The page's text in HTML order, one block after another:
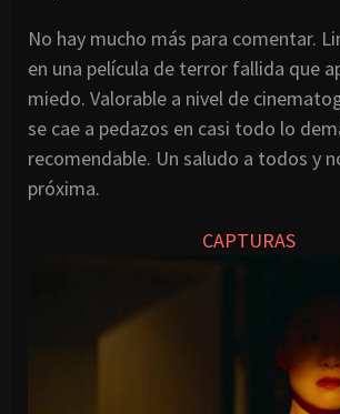
No hay mucho más para comentar.
en una película de terror fallida que
miedo. Valorable a nivel de
se cae a pedazos en casi todo lo
recomendable. Un saludo a todos y
próxima.
CAPTURAS